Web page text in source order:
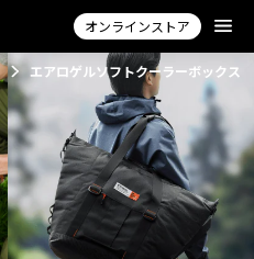
オンラインストア
エアロゲルソフトクーラーボックス